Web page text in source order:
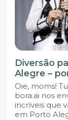
Diversão
Alegre –
Oie, moms!
bora.ai nos
incríveis que
em Porto